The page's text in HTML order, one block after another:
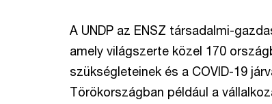
A UNDP az ENSZ társadalmi-
amely világszerte közel 170
szükségleteinek és a COVID-19
Törökországban például a